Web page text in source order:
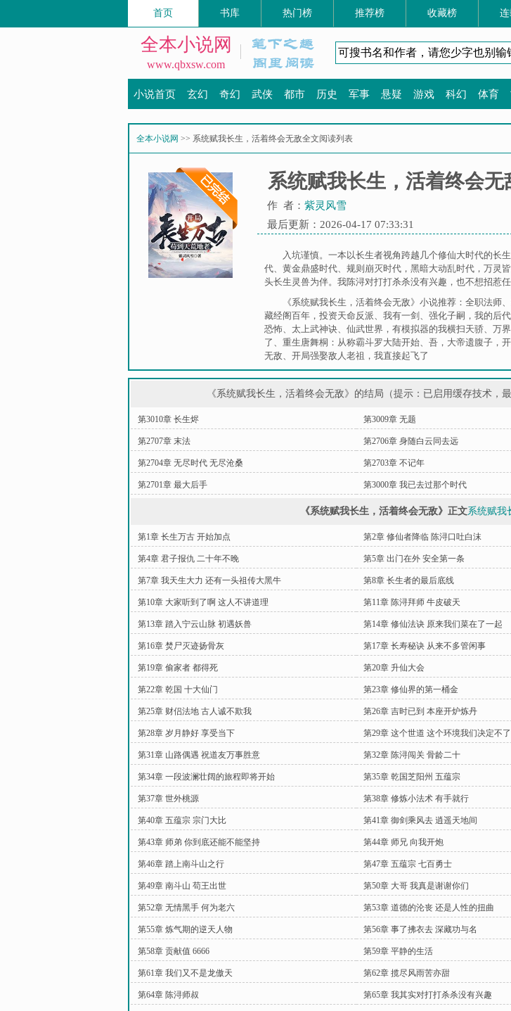
首页 书库 热门榜 推荐榜 收藏榜
全本小说网
www.qbxsw.com
小说首页 玄幻 奇幻 武侠 都市 历史 军事 悬疑 游戏 科幻 体育
全本小说网 >> 系统赋我长生，活着终会无敌全文阅读列表
系统赋我长生，活着终会无
作 者： 紫灵风雪
最后更新：2026-04-17 07:33:31
入坑谨慎。一本以长生者视角跨越几个修仙大时代的长
代、黄金鼎盛时代、规则崩灭时代，黑暗大动乱时代，万
头长生灵兽为伴。我陈浔对打打杀杀没有兴趣，也不想招惹
《系统赋我长生，活着终会无敌》小说推荐： 全职法师、
藏经阁百年，投资天命反派、 我有一剑 、 强化子嗣，我的后
恐怖、 太上武神诀、 仙武世界，有模拟器的我横扫天骄、 万
了 、 重生唐舞桐：从称霸斗罗大陆开始、 吾，大帝遗腹子，
无敌、 开局强娶敌人老祖，我直接起飞了
《系统赋我长生，活着终会无敌》的结局（提示：已启用缓存技术，
第3010章 长生烬 第3009章 无题
第2707章 末法 第2706章 身随白云同去远
第2704章 无尽时代 无尽沧桑 第2703章 不记年
第2701章 最大后手 第3000章 我已去过那个时代
《系统赋我长生，活着终会无敌》正文系统赋我
第1章 长生万古 开始加点 第2章 修仙者降临 陈浔口吐白沫
第4章 君子报仇 二十年不晚 第5章 出门在外 安全第一条
第7章 我天生大力 还有一头祖传大黑牛 第8章 长生者的最后底线
第10章 大家听到了啊 这人不讲道理 第11章 陈浔拜师 牛皮破天
第13章 踏入宁云山脉 初遇妖兽 第14章 修仙法诀 原来我们菜在了一起
第16章 焚尸灭迹扬骨灰 第17章 长寿秘诀 从来不多管闲事
第19章 偷家者 都得死 第20章 升仙大会
第22章 乾国 十大仙门 第23章 修仙界的第一桶金
第25章 财侣法地 古人诚不欺我 第26章 吉时已到 本座开炉炼丹
第28章 岁月静好 享受当下 第29章 这个世道 这个环境我们决定不了
第31章 山路偶遇 祝道友万事胜意 第32章 陈浔闯关 骨龄二十
第34章 一段波澜壮阔的旅程即将开始 第35章 乾国芝阳州 五蕴宗
第37章 世外桃源 第38章 修炼小法术 有手就行
第40章 五蕴宗 宗门大比 第41章 御剑乘风去 逍遥天地间
第43章 师弟 你到底还能不能坚持 第44章 师兄 向我开炮
第46章 踏上南斗山之行 第47章 五蕴宗 七百勇士
第49章 南斗山 苟王出世 第50章 大哥 我真是谢谢你们
第52章 无情黑手 何为老六 第53章 道德的沦丧 还是人性的扭曲
第55章 炼气期的逆天人物 第56章 事了拂衣去 深藏功与名
第58章 贡献值 6666 第59章 平静的生活
第61章 我们又不是龙傲天 第62章 揽尽风雨苦亦甜
第64章 陈浔师叔 第65章 我其实对打打杀杀没有兴趣